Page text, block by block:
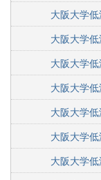
大阪大学
大阪大学
大阪大学
大阪大学
大阪大学
大阪大学
大阪大学